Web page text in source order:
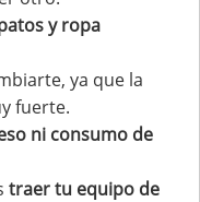
y ropa
ya que la
fuerte.
ni consumo de
traer tu equipo de